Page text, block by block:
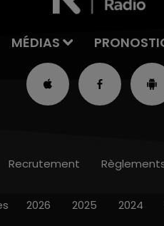
MÉDIAS
Recrutement
2026 2025 2024